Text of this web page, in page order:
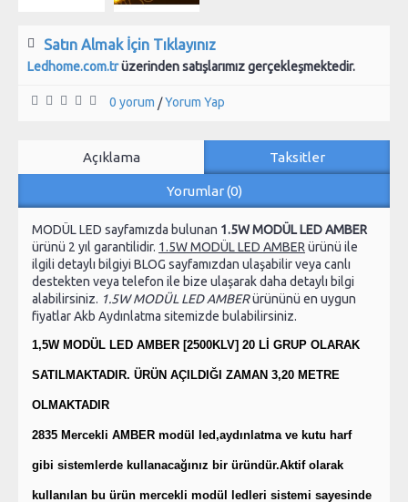
Satın Almak İçin Tıklayınız
Ledhome.com.trüzerinden satışlarımız gerçekleşmektedir.
0 yorum /Yorum Yap
Açıklama Taksitler
Yorumlar (0)
MODÜL LED sayfamızda bulunan 1.5W MODÜL LED AMBER
ürünü 2 yıl garantilidir. 1.5W MODÜL LED AMBER ürünü ile
ilgili detaylı bilgiyi BLOG sayfamızdan ulaşabilir veya canlı
destekten veya telefon ile bize ulaşarak daha detaylı bilgi
alabilirsiniz. 1.5W MODÜL LED AMBERürününü en uygun
fiyatlar Akb Aydınlatma sitemizde bulabilirsiniz.
1,5W MODÜL LED AMBER [2500KLV] 20 Lİ GRUP OLARAK
SATILMAKTADIR. ÜRÜN AÇILDIĞI ZAMAN 3,20 METRE
OLMAKTADIR
2835 Mercekli AMBER modül led,aydınlatma ve kutu harf
gibi sistemlerde kullanacağınız bir üründür.Aktif olarak
kullanılan bu ürün mercekli modül ledleri sistemi sayesinde